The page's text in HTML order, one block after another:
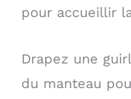
pour accueillir
Drapez une
du manteau